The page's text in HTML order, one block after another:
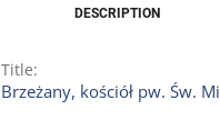
DESCRIPTION
Title:
Brzeżany, kościół pw. Św.